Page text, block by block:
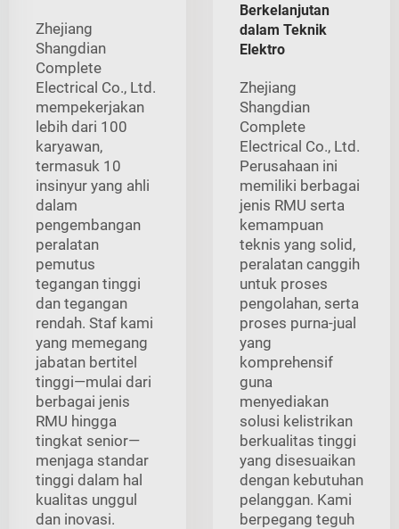
Zhejiang
Shangdian
Complete
Electrical Co., Ltd.
mempekerjakan
lebih dari 100
karyawan,
termasuk 10
insinyur yang ahli
dalam
pengembangan
peralatan
pemutus
tegangan tinggi
dan tegangan
rendah. Staf kami
yang memegang
jabatan bertitel
tinggi—mulai dari
berbagai jenis
RMU hingga
tingkat senior—
menjaga standar
tinggi dalam hal
kualitas unggul
dan inovasi.
Berkelanjutan
dalam Teknik
Elektro
Zhejiang
Shangdian
Complete
Electrical Co., Ltd.
Perusahaan ini
memiliki berbagai
jenis RMU serta
kemampuan
teknis yang solid,
peralatan canggih
untuk proses
pengolahan, serta
proses purna-jual
yang
komprehensif
guna
menyediakan
solusi kelistrikan
berkualitas tinggi
yang disesuaikan
dengan kebutuhan
pelanggan. Kami
berpegang teguh